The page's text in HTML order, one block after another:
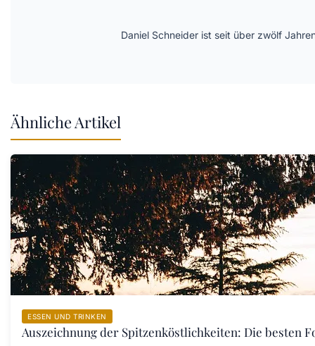
Daniel Schneider ist seit über zwölf
Ähnliche Artikel
ESSEN UND TRINKEN
Auszeichnung der Spitzenköstlichkeiten: Die besten